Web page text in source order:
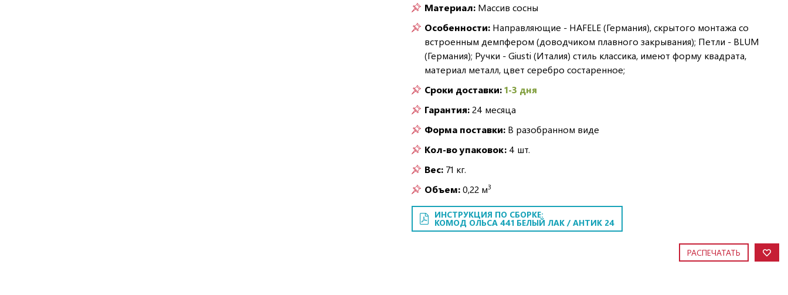
Материал: Массив сосны
Особенности: Направляющие - HAFELE (Германия), скрытого монтажа со
встроенным демпфером (доводчиком плавного закрывания); Петли - BLUM
(Германия); Ручки - Giusti (Италия) стиль классика, имеют форму квадрата,
материал металл, цвет серебро состаренное;
Сроки доставки:1-3 дня
Гарантия:24 месяца
Форма поставки: В разобранном виде
Кол-во упаковок: 4 шт.
Вес: 71 кг.
Объем:0,22 м3
ИНСТРУКЦИЯ ПО СБОРКЕ:
КОМОД ОЛЬСА 441 БЕЛЫЙ ЛАК / АНТИК 24
РАСПЕЧАТАТЬ